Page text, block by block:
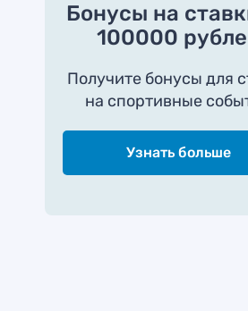
Бонусы на
100000
Получите бонусы для
на спортивные
Узнать больше